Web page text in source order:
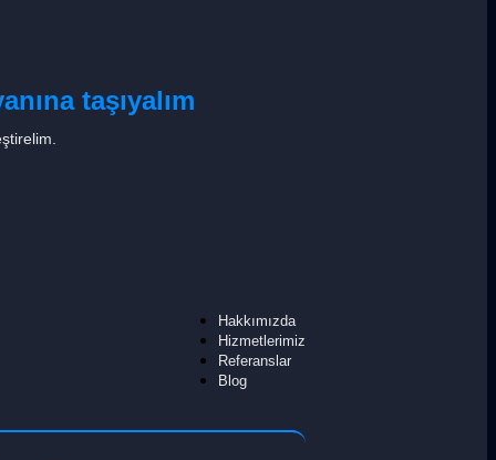
taşıyalım
Hakkımızda
Hizmetlerimiz
Referanslar
Blog